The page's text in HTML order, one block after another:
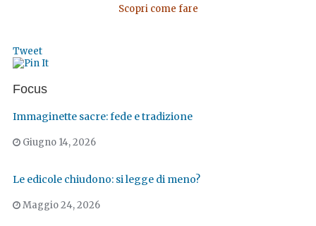
Scopri come fare
Tweet
Focus
Immaginette sacre: fede e tradizione
Giugno 14, 2026
Le edicole chiudono: si legge di meno?
Maggio 24, 2026